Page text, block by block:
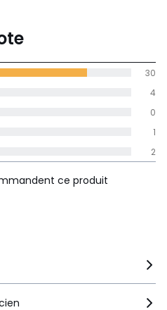
des avis
toutes les
4
2
1
0
4
30
ce produit